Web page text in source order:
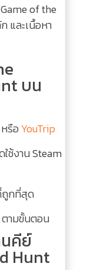
of the
และเนื้อหา
บน
หรือYouTrip
ใช้งาน Steam
ถูกที่สุด
ตามขั้นตอน
คีย์
Hunt